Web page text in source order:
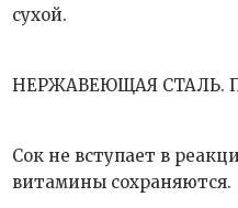
сухой.
НЕРЖАВЕЮЩАЯ СТАЛЬ.
Сок не вступает в
витамины сохраняются.